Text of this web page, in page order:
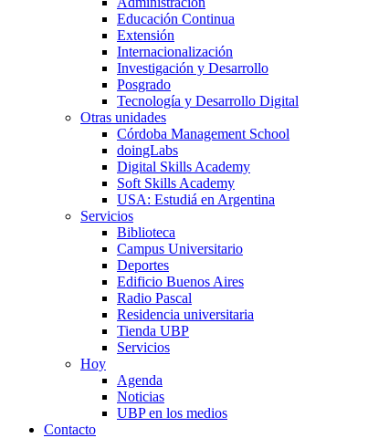
Educación Continua
Extensión
Internacionalización
Investigación y Desarrollo
Posgrado
Tecnología y Desarrollo Digital
Otras unidades
Córdoba Management School
doingLabs
Digital Skills Academy
Soft Skills Academy
USA: Estudiá en Argentina
Servicios
Biblioteca
Campus Universitario
Deportes
Edificio Buenos Aires
Radio Pascal
Residencia universitaria
Tienda UBP
Servicios
Hoy
Agenda
Noticias
UBP en los medios
Contacto